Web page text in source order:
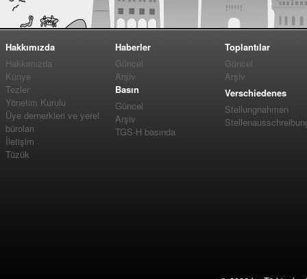
Hakkımızda
Hakkımızda
Künye
Tezler
Yönetim Kurulu
Üye dernerkleri ve yerel
büroları
İletişim
Tüzük
Haberler
Güncel
Arşiv
Basın
Güncel
Arşiv
TGS-H basında
Toplantılar
Güncel
Arşiv
Verschiedenes
Stellungnahmen